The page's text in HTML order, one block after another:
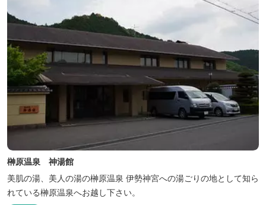
榊原温泉 神湯館
美肌の湯、美人の湯の榊原温泉 伊勢神宮への湯ごりの地として知ら
れている榊原温泉へお越し下さい。